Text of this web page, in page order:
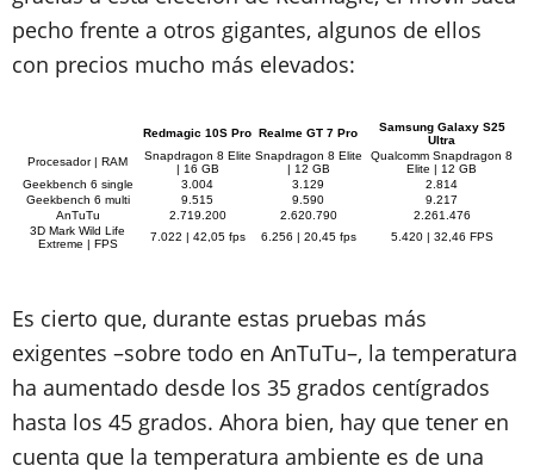
pecho frente a otros gigantes, algunos de ellos
con precios mucho más elevados:
Redmagic 10S Pro Realme GT 7 Pro
Samsung Galaxy S25
Ultra
Procesador | RAM
Snapdragon 8 Elite
| 16 GB
Snapdragon 8 Elite
| 12 GB
Qualcomm Snapdragon 8
Elite | 12 GB
Geekbench 6 single
3.004 3.129
2.814
Geekbench 6 multi
9.515 9.590
9.217
AnTuTu
2.719.200 2.620.790
2.261.476
3D Mark Wild Life
Extreme | FPS
7.022 | 42,05 fps 6.256 | 20,45 fps 5.420 | 32,46 FPS
Es cierto que, durante estas pruebas más
exigentes –sobre todo en AnTuTu–, la temperatura
ha aumentado desde los 35 grados centígrados
hasta los 45 grados. Ahora bien, hay que tener en
cuenta que la temperatura ambiente es de una